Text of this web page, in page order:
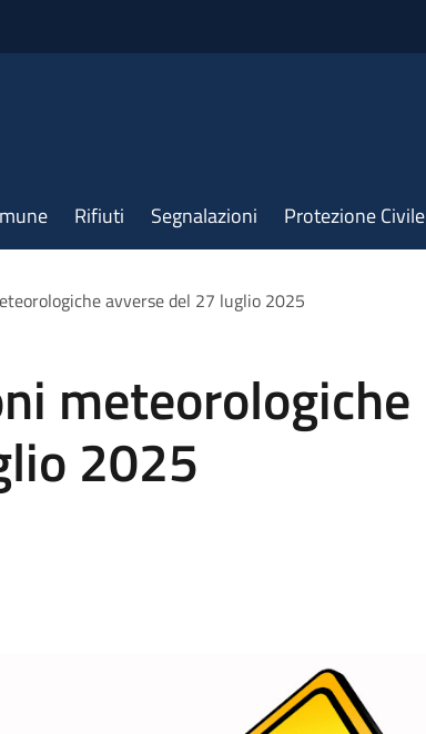
Rifiuti Segnalazioni Protezione Civile
avverse del 27 luglio 2025
meteorologiche
2025